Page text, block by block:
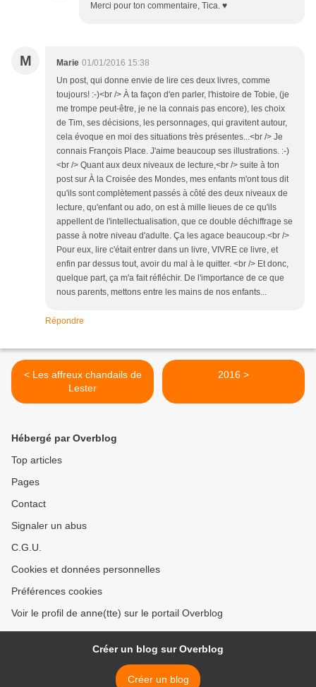
Merci pour ton commentaire, Tica. ♥
M Marie 01/01/2016 15:38
Un post, qui donne envie de lire ces deux livres, comme
toujours! :-)<br /> À ta façon d'en parler, l'histoire de Tobie, (je
me trompe peut-être, je ne la connais pas encore), les choix
de Tim, ses décisions, les personnages, qui gravitent autour,
cela évoque en moi des situations très présentes...<br /> Je
connais François Place. J'aime beaucoup ses illustrations. :-)
<br /> Quant aux deux niveaux de lecture,<br /> suite à ton
post sur À la Croisée des Mondes, mes enfants m'ont tous dit
qu'ils sont complètement passés à côté des deux niveaux de
lecture, qu'enfant ou ado, on est à mille lieues de ce qu'ils
appellent de l'intellectualisation, que ce double déchiffrage se
passe à notre niveau d'adulte. Ça les agace beaucoup.<br />
Pour eux, lire c'était entrer dans un livre, VIVRE ce livre, et
enfin par dessus tout, avoir du mal à le quitter. <br /> Et donc,
quelque part, ça m'a fait réfléchir. De l'importance de ce que
nous parents, mettons entre les mains de nos enfants...
Répondre
< Les affreux chandails de
Lester
2016 >
Hébergé par Overblog
Top articles
Pages
Contact
Signaler un abus
C.G.U.
Cookies et données personnelles
Préférences cookies
Voir le profil de anne(tte) sur le portail Overblog
Créer un blog sur Overblog
Créer un blog